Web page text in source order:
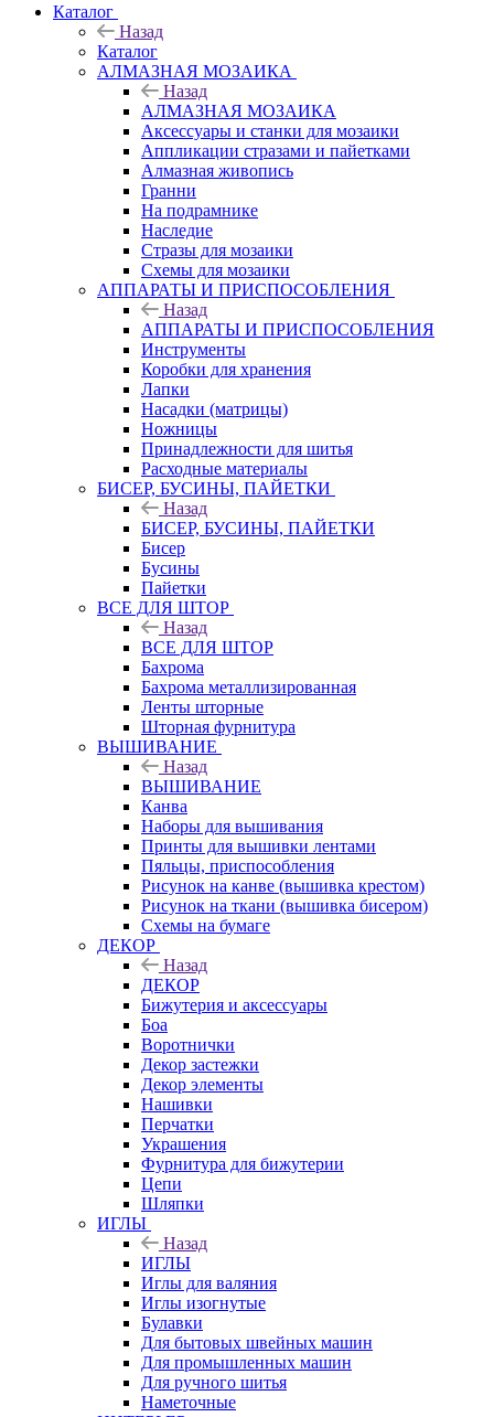
Каталог
Назад
Каталог
АЛМАЗНАЯ МОЗАИКА
Назад
АЛМАЗНАЯ МОЗАИКА
Аксессуары и станки для мозаики
Аппликации стразами и пайетками
Алмазная живопись
Гранни
На подрамнике
Наследие
Стразы для мозаики
Схемы для мозаики
АППАРАТЫ И ПРИСПОСОБЛЕНИЯ
Назад
АППАРАТЫ И ПРИСПОСОБЛЕНИЯ
Инструменты
Коробки для хранения
Лапки
Насадки (матрицы)
Ножницы
Принадлежности для шитья
Расходные материалы
БИСЕР, БУСИНЫ, ПАЙЕТКИ
Назад
БИСЕР, БУСИНЫ, ПАЙЕТКИ
Бисер
Бусины
Пайетки
ВСЕ ДЛЯ ШТОР
Назад
ВСЕ ДЛЯ ШТОР
Бахрома
Бахрома металлизированная
Ленты шторные
Шторная фурнитура
ВЫШИВАНИЕ
Назад
ВЫШИВАНИЕ
Канва
Наборы для вышивания
Принты для вышивки лентами
Пяльцы, приспособления
Рисунок на канве (вышивка крестом)
Рисунок на ткани (вышивка бисером)
Схемы на бумаге
ДЕКОР
Назад
ДЕКОР
Бижутерия и аксессуары
Боа
Воротнички
Декор застежки
Декор элементы
Нашивки
Перчатки
Украшения
Фурнитура для бижутерии
Цепи
Шляпки
ИГЛЫ
Назад
ИГЛЫ
Иглы для валяния
Иглы изогнутые
Булавки
Для бытовых швейных машин
Для промышленных машин
Для ручного шитья
Наметочные